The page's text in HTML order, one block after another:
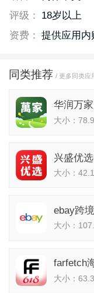
评级：
18岁以上
资费： 提供应用内
同类推荐 / 更多同类应
华润万
大小：
兴盛优
大小：
ebay跨
大小：
farfetch
大小：